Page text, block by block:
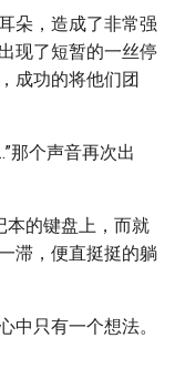
朵，造成了非常强
现了短暂的一丝停
成功的将他们团
那个声音再次出
本的键盘上，而就
滞，便直挺挺的躺
中只有一个想法。